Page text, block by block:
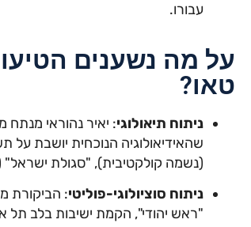
עבורו.
על מה נשענים
טאו?
ניתוח תיאולוגי: יאיר נהוראי מנתח
שהאידיאולוגיה הנוכחית יושבת על
(נשמה קולקטיבית), "סגולת ישראל"
ניתוח סוציולוגי-פוליטי: הביקורת
"ראש יהודי", הקמת ישיבות בלב תל